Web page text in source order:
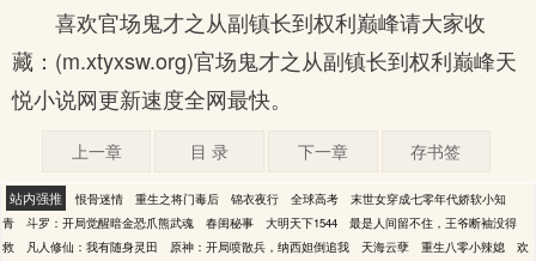
喜欢官场鬼才之从副镇长到权利巅峰请大家收
藏：(m.xtyxsw.org)官场鬼才之从副镇长到权利巅峰天
悦小说网更新速度全网最快。
上一章 目 录 下一章 存书签
站内强推 恨骨迷情 重生之将门毒后 锦衣夜行 全球高考
末世女穿成七零年代娇软小知
青
斗罗：开局觉醒暗金恐爪熊武魂 春闺秘事 大明天下1544
最是人间留不住，王爷断袖没得
救
凡人修仙：我有随身灵田 原神：开局喷散兵，纳西妲倒追我 天海云孽 重生八零小辣媳
欢